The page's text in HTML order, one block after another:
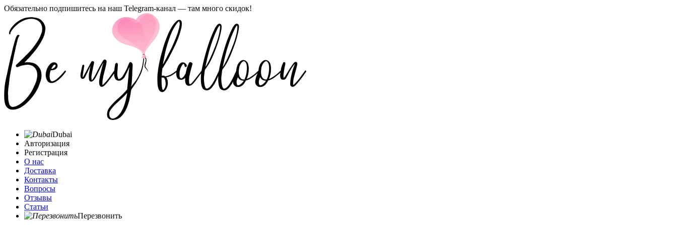
Обязательно подпишитесь на наш Telegram-канал — там много скидок!
Dubai
Авторизация
Регистрация
О нас
Доставка
Контакты
Вопросы
Отзывы
Статьи
Перезвонить